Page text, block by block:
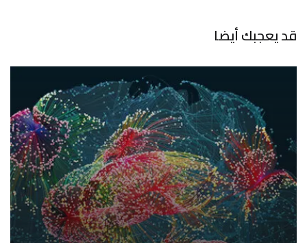
قد يعجبك أيضا